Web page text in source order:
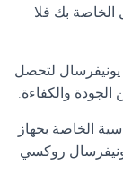
الخاصة بك فلا
لتحصل
والكفاءة
الخاصة بجهاز
روكسي